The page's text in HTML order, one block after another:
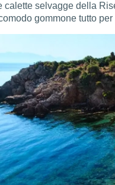
calette selvagge della
gommone tutto